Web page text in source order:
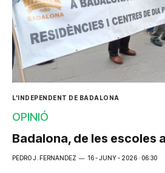
L'INDEPENDENT DE BADALONA
OPINIÓ
Badalona, de les escoles
PEDRO J. FERNANDEZ 16 - JUNY - 2026 · 06:30